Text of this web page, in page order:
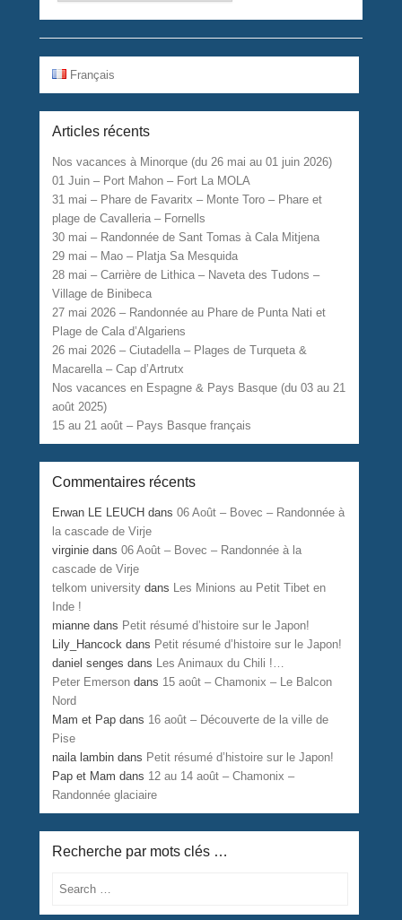
Français
Articles récents
Nos vacances à Minorque (du 26 mai au 01 juin 2026)
01 Juin – Port Mahon – Fort La MOLA
31 mai – Phare de Favaritx – Monte Toro – Phare et
plage de Cavalleria – Fornells
30 mai – Randonnée de Sant Tomas à Cala Mitjena
29 mai – Mao – Platja Sa Mesquida
28 mai – Carrière de Lithica – Naveta des Tudons –
Village de Binibeca
27 mai 2026 – Randonnée au Phare de Punta Nati et
Plage de Cala d’Algariens
26 mai 2026 – Ciutadella – Plages de Turqueta &
Macarella – Cap d’Artrutx
Nos vacances en Espagne & Pays Basque (du 03 au 21
août 2025)
15 au 21 août – Pays Basque français
Commentaires récents
Erwan LE LEUCH dans06 Août – Bovec – Randonnée à
la cascade de Virje
virginie dans06 Août – Bovec – Randonnée à la
cascade de Virje
telkom university dans Les Minions au Petit Tibet en
Inde !
mianne dans Petit résumé d’histoire sur le Japon!
Lily_Hancock dans Petit résumé d’histoire sur le Japon!
daniel senges dans Les Animaux du Chili !…
Peter Emerson dans 15 août – Chamonix – Le Balcon
Nord
Mam et Pap dans 16 août – Découverte de la ville de
Pise
naila lambin dans Petit résumé d’histoire sur le Japon!
Pap et Mam dans 12 au 14 août – Chamonix –
Randonnée glaciaire
Recherche par mots clés …
Search